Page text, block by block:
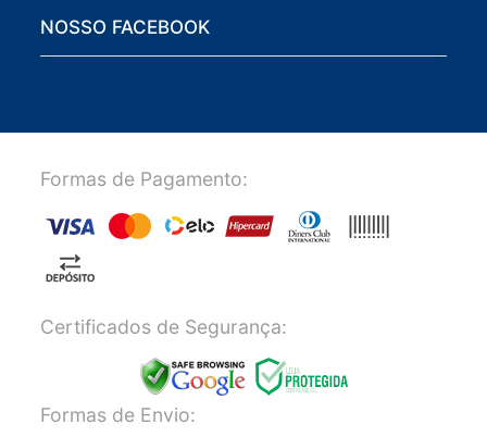
NOSSO FACEBOOK
Formas de Pagamento:
Certificados de Segurança:
Formas de Envio: